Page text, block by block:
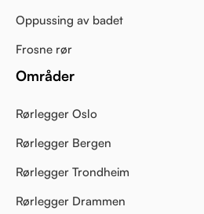
Oppussing av badet
Frosne rør
Områder
Rørlegger Oslo
Rørlegger Bergen
Rørlegger Trondheim
Rørlegger Drammen